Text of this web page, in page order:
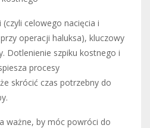
celowego nacięcia i
operacji haluksa), kluczowy
Dotlenienie szpiku kostnego i
procesy
skrócić czas potrzebny do
ważne, by móc powróci do